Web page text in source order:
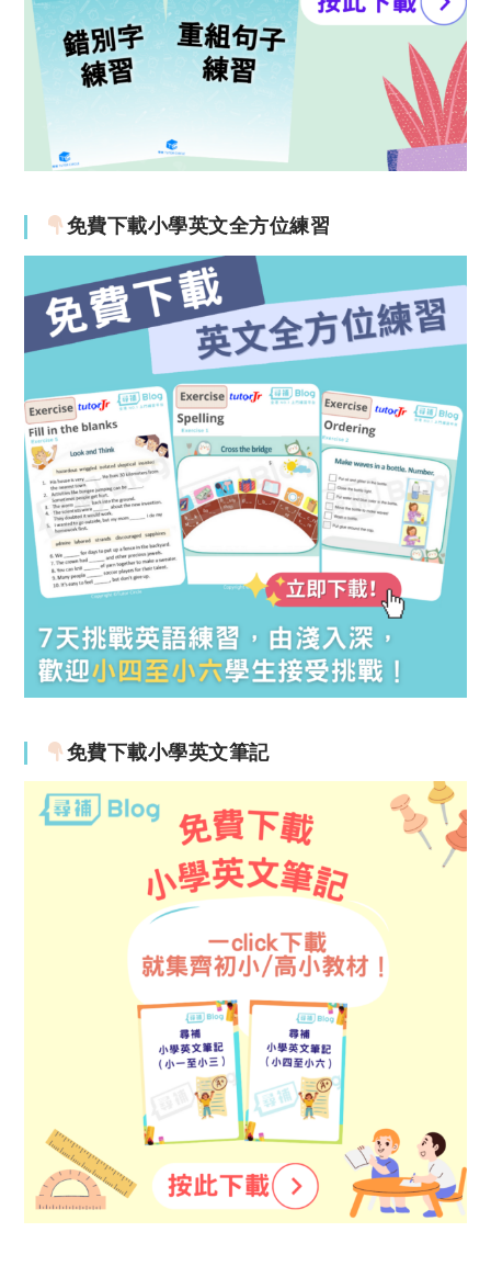
免費下載小學英文全方位練習
免費下載小學英文筆記